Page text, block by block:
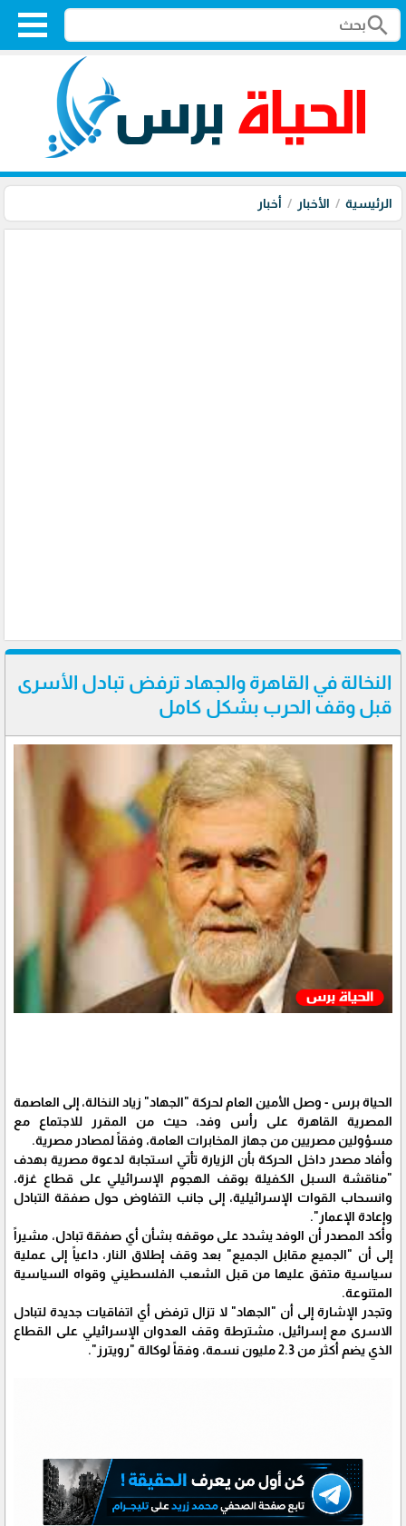
search
الرئيسية الأخبار أخبار
النخالة في القاهرة والجهاد ترفض تبادل الأسرى
قبل وقف الحرب بشكل كامل
الحياة برس - وصل الأمين العام لحركة "الجهاد" زياد النخالة، إلى العاصمة
المصرية القاهرة على رأس وفد، حيث من المقرر للاجتماع مع
مسؤولين مصريين من جهاز المخابرات العامة، وفقاً لمصادر مصرية.
وأفاد مصدر داخل الحركة بأن الزيارة تأتي استجابة لدعوة مصرية بهدف
"مناقشة السبل الكفيلة بوقف الهجوم الإسرائيلي على قطاع غزة،
وانسحاب القوات الإسرائيلية، إلى جانب التفاوض حول صفقة التبادل
وإعادة الإعمار".
وأكد المصدر أن الوفد يشدد على موقفه بشأن أي صفقة تبادل، مشيراً
إلى أن "الجميع مقابل الجميع" بعد وقف إطلاق النار، داعياً إلى عملية
سياسية متفق عليها من قبل الشعب الفلسطيني وقواه السياسية
المتنوعة.
وتجدر الإشارة إلى أن "الجهاد" لا تزال ترفض أي اتفاقيات جديدة لتبادل
الاسرى مع إسرائيل، مشترطة وقف العدوان الإسرائيلي على القطاع
الذي يضم أكثر من 2.3 مليون نسمة، وفقاً لوكالة "رويترز".